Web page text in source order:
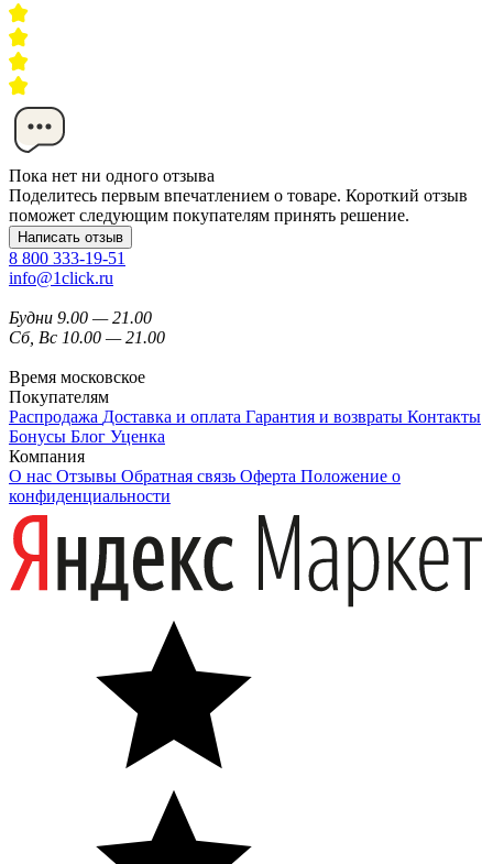
Пока нет ни одного отзыва
Поделитесь первым впечатлением о товаре. Короткий отзыв
поможет следующим покупателям принять решение.
Написать отзыв
8 800 333-19-51
info@1click.ru
Будни 9.00 — 21.00
Сб, Вс 10.00 — 21.00
Время московское
Покупателям
Распродажа Доставка и оплата Гарантия и возвраты Контакты
Бонусы Блог Уценка
Компания
О нас Отзывы Обратная связь Оферта Положение о
конфиденциальности